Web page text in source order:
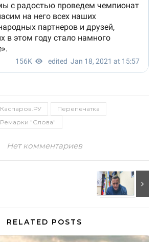
Каспаров.РУ
Перепечатка
Ремарки "Слова"
Нет комментариев
RELATED POSTS